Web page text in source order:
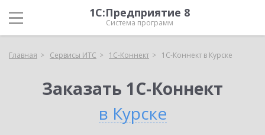
1С:Предприятие 8
Система программ
Главная Сервисы ИТС 1С-Коннект 1С-Коннект в Курске
Заказать 1С-Коннект
в Курске